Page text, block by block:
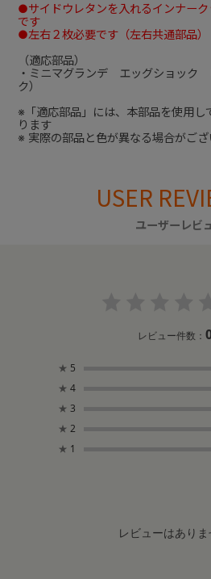
●サイドウレタンを入れるインナー
です
●左右２枚必要です（左右共通部品）
（適応部品）
・ミニマグランデ エッグショック
ク）
※「適応部品」には、本部品を使用し
ります
※ 実際の部品と色が異なる場合がござ
USER
ユーザーレビ
レビュー件数：
★ 5
★ 4
★ 3
★ 2
★ 1
レビューはありま